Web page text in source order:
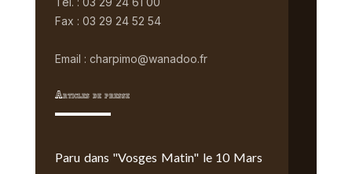
Fax : 03 29 24 52 54
Email : charpimo@wanadoo.fr
Articles de presse
Paru dans "Vosges Matin" le 10 Mars